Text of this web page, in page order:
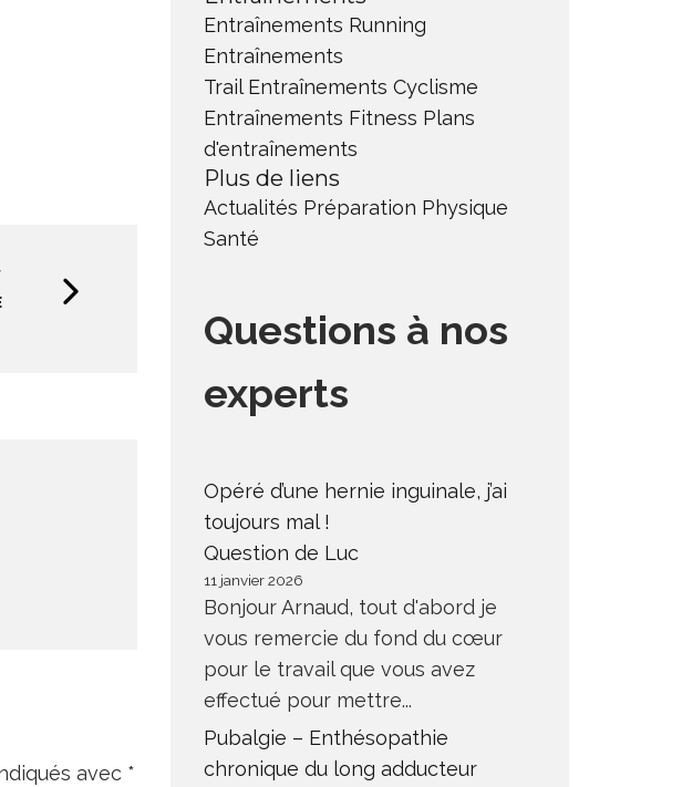
avec *
Entraînements Running
Entraînements
Trail Entraînements Cyclisme
Entraînements Fitness Plans
d'entraînements
Plus de liens
Actualités Préparation Physique
Santé
Questions à nos
experts
Opéré d’une hernie inguinale, j’ai
toujours mal !
Question de Luc
11 janvier 2026
Bonjour Arnaud, tout d'abord je
vous remercie du fond du cœur
pour le travail que vous avez
effectué pour mettre...
Pubalgie – Enthésopathie
chronique du long adducteur